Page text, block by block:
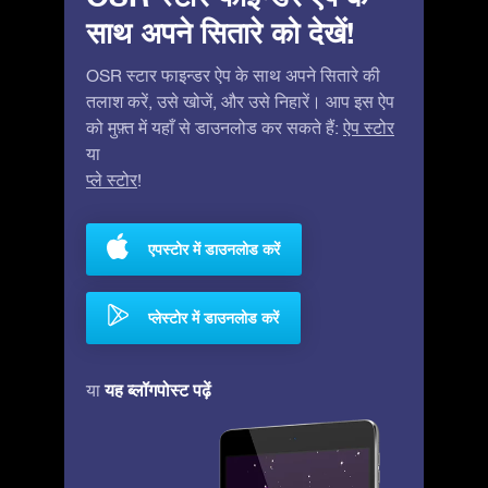
साथ अपने सितारे को देखें!
OSR स्टार फाइन्डर ऐप के साथ अपने सितारे की
तलाश करें, उसे खोजें, और उसे निहारें। आप इस ऐप
को मुफ़्त में यहाँ से डाउनलोड कर सकते हैं: ऐप स्टोर
या
प्ले स्टोर!
एपस्टोर में डाउनलोड करें
प्लेस्टोर में डाउनलोड करें
यायह ब्लॉगपोस्ट पढ़ें